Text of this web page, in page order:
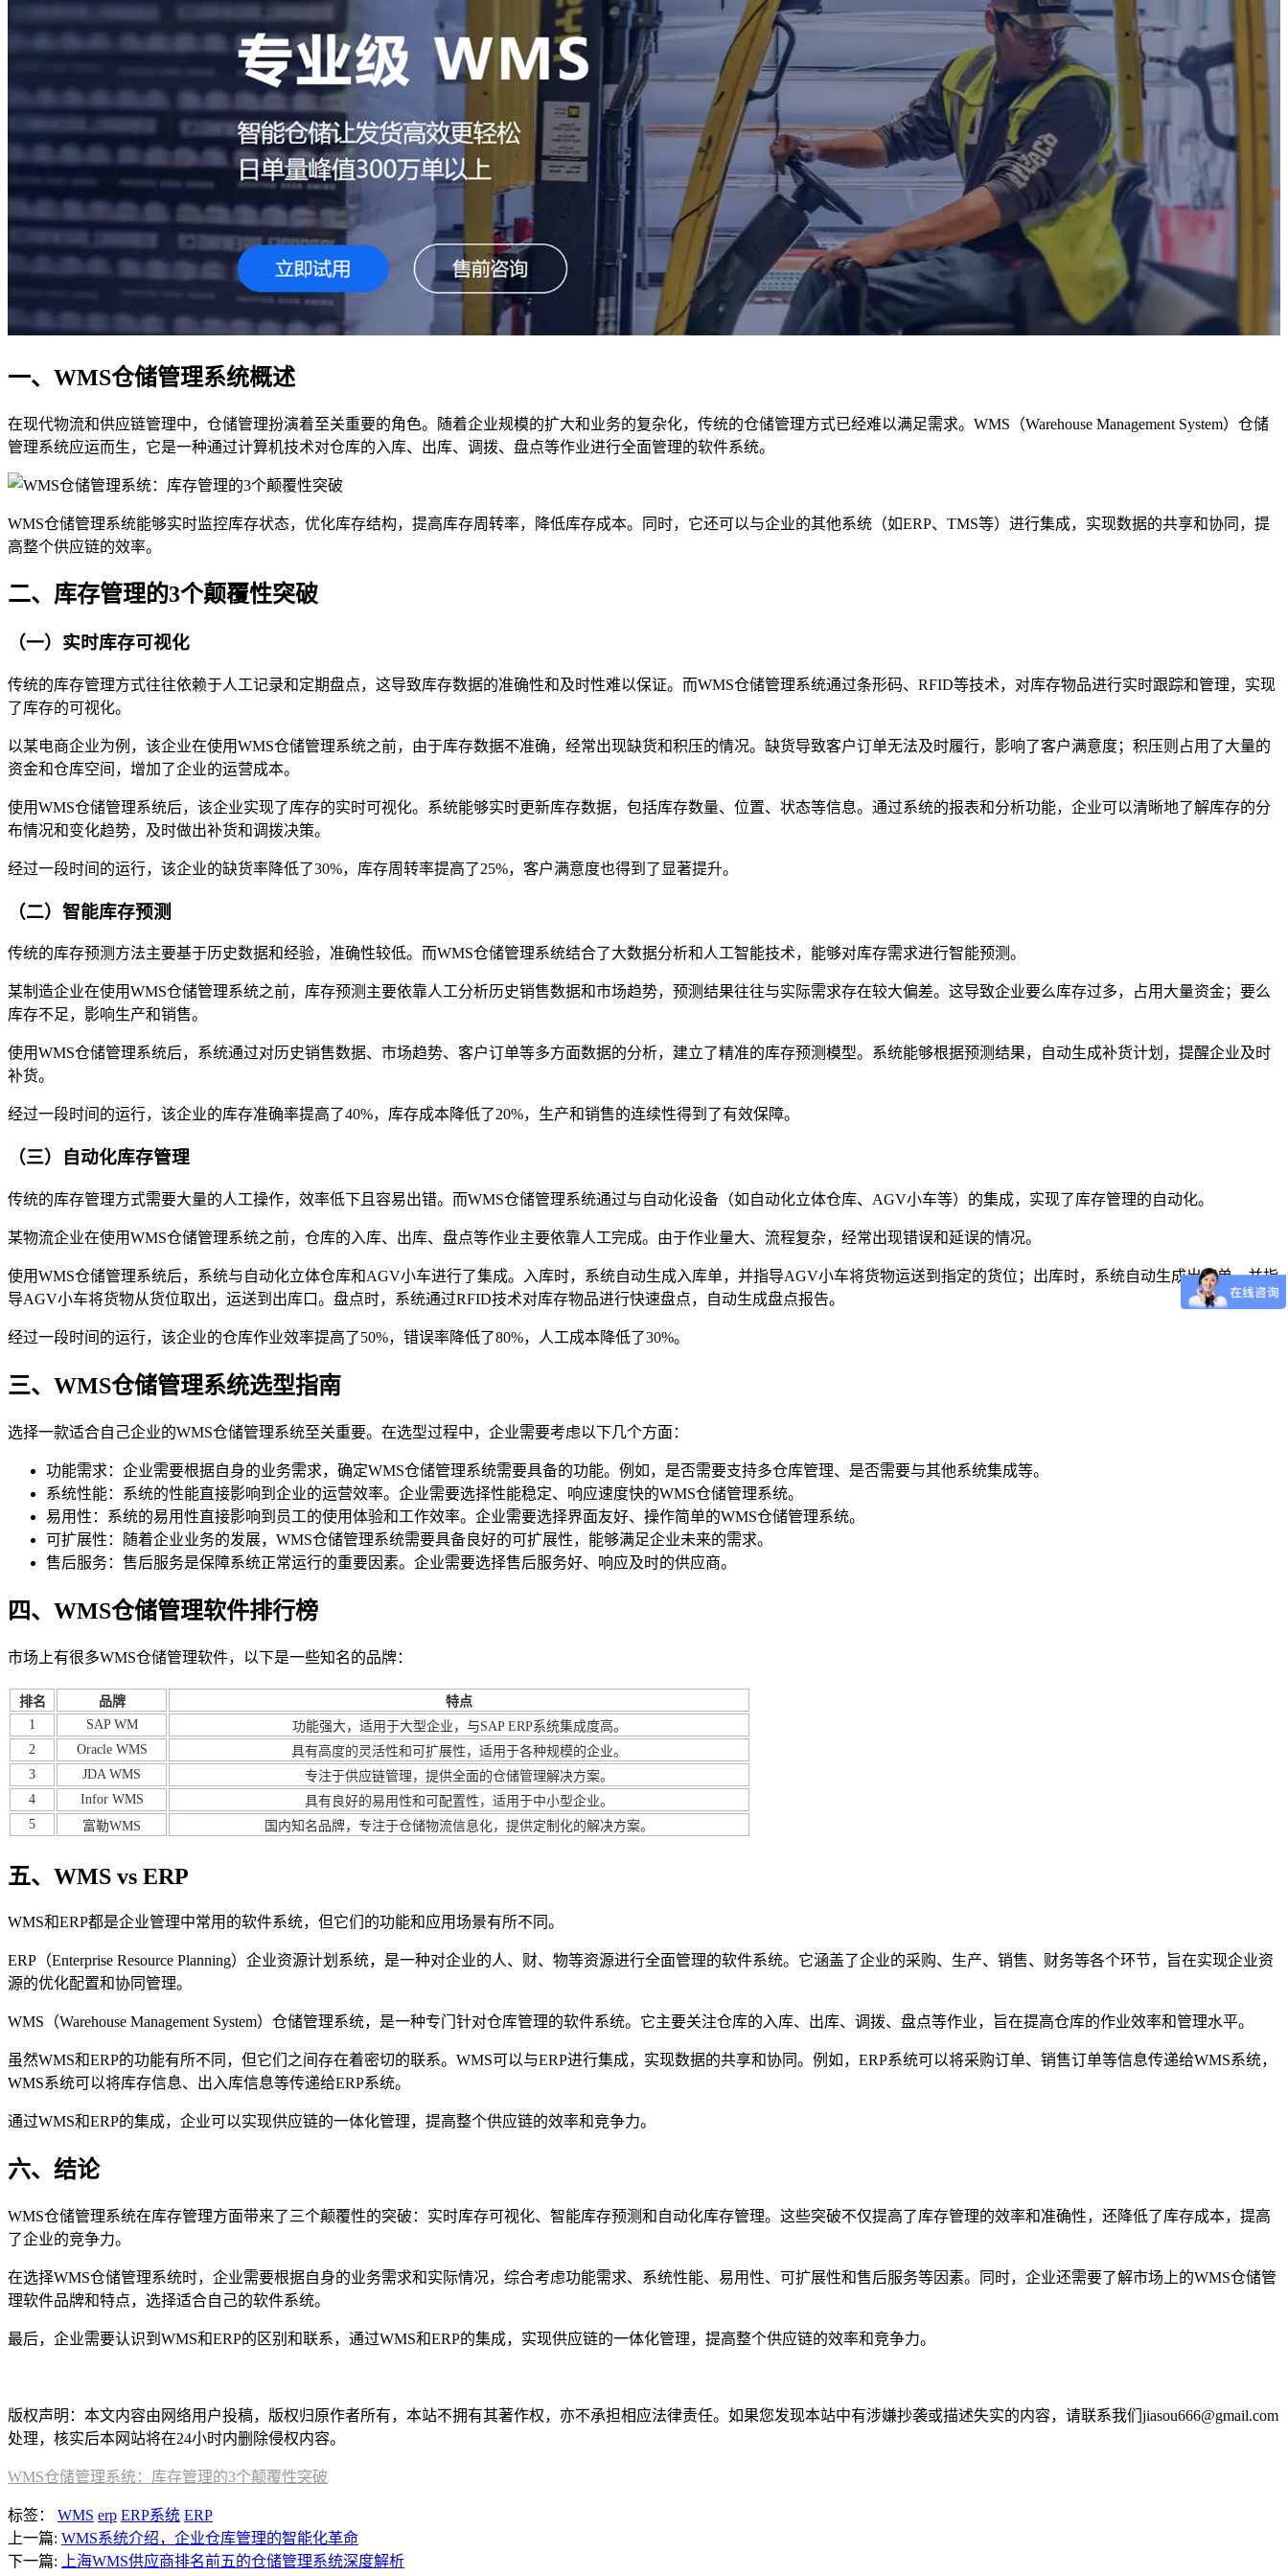
一、WMS仓储管理系统概述
在现代物流和供应链管理中，仓储管理扮演着至关重要的角色。随着企业规模的扩大和业务的复杂化，传统的仓储管理方式已经难以满足需求。WMS（Warehouse Management System）仓储
管理系统应运而生，它是一种通过计算机技术对仓库的入库、出库、调拨、盘点等作业进行全面管理的软件系统。
WMS仓储管理系统能够实时监控库存状态，优化库存结构，提高库存周转率，降低库存成本。同时，它还可以与企业的其他系统（如ERP、TMS等）进行集成，实现数据的共享和协同，提
高整个供应链的效率。
二、库存管理的3个颠覆性突破
（一）实时库存可视化
传统的库存管理方式往往依赖于人工记录和定期盘点，这导致库存数据的准确性和及时性难以保证。而WMS仓储管理系统通过条形码、RFID等技术，对库存物品进行实时跟踪和管理，实现
了库存的可视化。
以某电商企业为例，该企业在使用WMS仓储管理系统之前，由于库存数据不准确，经常出现缺货和积压的情况。缺货导致客户订单无法及时履行，影响了客户满意度；积压则占用了大量的
资金和仓库空间，增加了企业的运营成本。
使用WMS仓储管理系统后，该企业实现了库存的实时可视化。系统能够实时更新库存数据，包括库存数量、位置、状态等信息。通过系统的报表和分析功能，企业可以清晰地了解库存的分
布情况和变化趋势，及时做出补货和调拨决策。
经过一段时间的运行，该企业的缺货率降低了30%，库存周转率提高了25%，客户满意度也得到了显著提升。
（二）智能库存预测
传统的库存预测方法主要基于历史数据和经验，准确性较低。而WMS仓储管理系统结合了大数据分析和人工智能技术，能够对库存需求进行智能预测。
某制造企业在使用WMS仓储管理系统之前，库存预测主要依靠人工分析历史销售数据和市场趋势，预测结果往往与实际需求存在较大偏差。这导致企业要么库存过多，占用大量资金；要么
库存不足，影响生产和销售。
使用WMS仓储管理系统后，系统通过对历史销售数据、市场趋势、客户订单等多方面数据的分析，建立了精准的库存预测模型。系统能够根据预测结果，自动生成补货计划，提醒企业及时
补货。
经过一段时间的运行，该企业的库存准确率提高了40%，库存成本降低了20%，生产和销售的连续性得到了有效保障。
（三）自动化库存管理
传统的库存管理方式需要大量的人工操作，效率低下且容易出错。而WMS仓储管理系统通过与自动化设备（如自动化立体仓库、AGV小车等）的集成，实现了库存管理的自动化。
某物流企业在使用WMS仓储管理系统之前，仓库的入库、出库、盘点等作业主要依靠人工完成。由于作业量大、流程复杂，经常出现错误和延误的情况。
使用WMS仓储管理系统后，系统与自动化立体仓库和AGV小车进行了集成。入库时，系统自动生成入库单，并指导AGV小车将货物运送到指定的货位；出库时，系统自动生成出库单，并指
导AGV小车将货物从货位取出，运送到出库口。盘点时，系统通过RFID技术对库存物品进行快速盘点，自动生成盘点报告。
经过一段时间的运行，该企业的仓库作业效率提高了50%，错误率降低了80%，人工成本降低了30%。
三、WMS仓储管理系统选型指南
选择一款适合自己企业的WMS仓储管理系统至关重要。在选型过程中，企业需要考虑以下几个方面：
功能需求：企业需要根据自身的业务需求，确定WMS仓储管理系统需要具备的功能。例如，是否需要支持多仓库管理、是否需要与其他系统集成等。
系统性能：系统的性能直接影响到企业的运营效率。企业需要选择性能稳定、响应速度快的WMS仓储管理系统。
易用性：系统的易用性直接影响到员工的使用体验和工作效率。企业需要选择界面友好、操作简单的WMS仓储管理系统。
可扩展性：随着企业业务的发展，WMS仓储管理系统需要具备良好的可扩展性，能够满足企业未来的需求。
售后服务：售后服务是保障系统正常运行的重要因素。企业需要选择售后服务好、响应及时的供应商。
四、WMS仓储管理软件排行榜
市场上有很多WMS仓储管理软件，以下是一些知名的品牌：
排名 品牌
特点
1
SAP WM
功能强大，适用于大型企业，与SAP ERP系统集成度高。
2
Oracle WMS
具有高度的灵活性和可扩展性，适用于各种规模的企业。
3
JDA WMS
专注于供应链管理，提供全面的仓储管理解决方案。
4
Infor WMS
具有良好的易用性和可配置性，适用于中小型企业。
5
富勒WMS 国内知名品牌，专注于仓储物流信息化，提供定制化的解决方案。
五、WMS vs ERP
WMS和ERP都是企业管理中常用的软件系统，但它们的功能和应用场景有所不同。
ERP（Enterprise Resource Planning）企业资源计划系统，是一种对企业的人、财、物等资源进行全面管理的软件系统。它涵盖了企业的采购、生产、销售、财务等各个环节，旨在实现企业资
源的优化配置和协同管理。
WMS（Warehouse Management System）仓储管理系统，是一种专门针对仓库管理的软件系统。它主要关注仓库的入库、出库、调拨、盘点等作业，旨在提高仓库的作业效率和管理水平。
虽然WMS和ERP的功能有所不同，但它们之间存在着密切的联系。WMS可以与ERP进行集成，实现数据的共享和协同。例如，ERP系统可以将采购订单、销售订单等信息传递给WMS系统，
WMS系统可以将库存信息、出入库信息等传递给ERP系统。
通过WMS和ERP的集成，企业可以实现供应链的一体化管理，提高整个供应链的效率和竞争力。
六、结论
WMS仓储管理系统在库存管理方面带来了三个颠覆性的突破：实时库存可视化、智能库存预测和自动化库存管理。这些突破不仅提高了库存管理的效率和准确性，还降低了库存成本，提高
了企业的竞争力。
在选择WMS仓储管理系统时，企业需要根据自身的业务需求和实际情况，综合考虑功能需求、系统性能、易用性、可扩展性和售后服务等因素。同时，企业还需要了解市场上的WMS仓储管
理软件品牌和特点，选择适合自己的软件系统。
最后，企业需要认识到WMS和ERP的区别和联系，通过WMS和ERP的集成，实现供应链的一体化管理，提高整个供应链的效率和竞争力。
版权声明：本文内容由网络用户投稿，版权归原作者所有，本站不拥有其著作权，亦不承担相应法律责任。如果您发现本站中有涉嫌抄袭或描述失实的内容，请联系我们jiasou666@gmail.com
处理，核实后本网站将在24小时内删除侵权内容。
WMS仓储管理系统：库存管理的3个颠覆性突破
标签： WMS erp ERP系统 ERP
上一篇: WMS系统介绍，企业仓库管理的智能化革命
下一篇:
上海WMS供应商排名前五的仓储管理系统深度解析